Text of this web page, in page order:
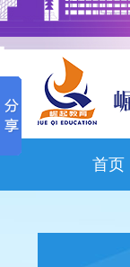
首页